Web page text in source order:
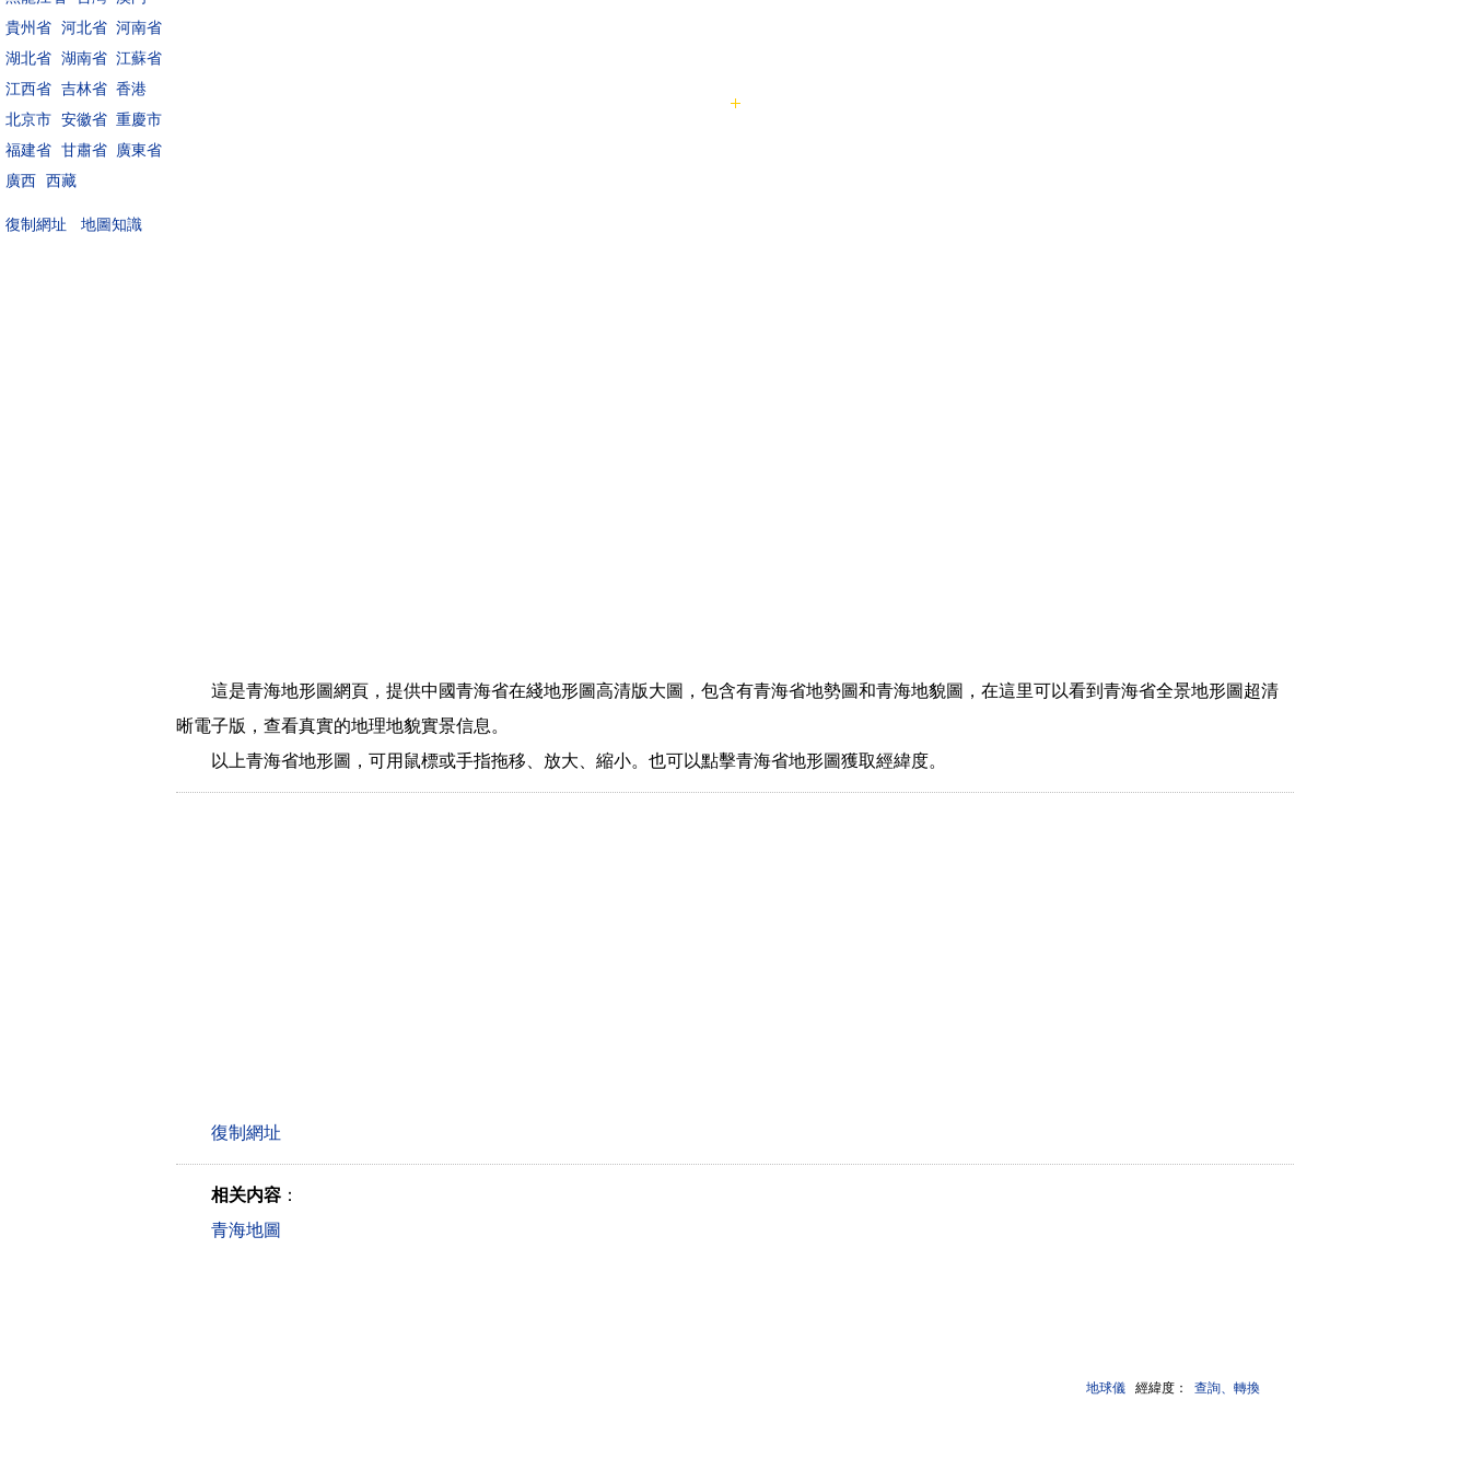
貴州省 河北省 河南省
湖北省 湖南省 江蘇省
江西省 吉林省 香港
北京市 安徽省 重慶市
福建省 甘肅省 廣東省
廣西 西藏
地圖知識
地球儀 經緯度： 查詢、轉換
這是青海地形圖網頁，提供中國青海省在綫地形圖高清版大圖，包含有青海省地勢圖和青海地貌圖，在這里可以看到青海省全景地形圖超清
晰電子版，查看真實的地理地貌實景信息。
以上青海省地形圖，可用鼠標或手指拖移、放大、縮小。也可以點擊青海省地形圖獲取經緯度。
相关内容 ：
青海地圖